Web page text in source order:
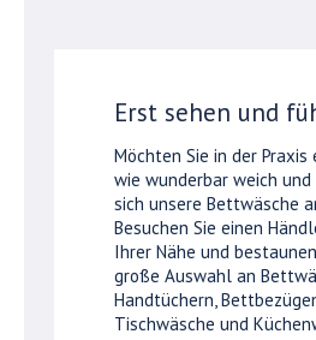
Erst sehen und
Möchten Sie in der Praxis
wie wunderbar weich und
sich unsere Bettwäsche
Besuchen Sie einen
Ihrer Nähe und
große Auswahl an
Handtüchern,
Tischwäsche und